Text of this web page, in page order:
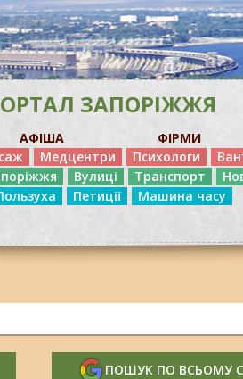
ЗАПОРІЖЖЯ
АФІША ФІРМИ
Медцентри Психологи
Вулиці Транспорт
Петиції Машина часу
ПОШУК ПО ВСЬОМУ